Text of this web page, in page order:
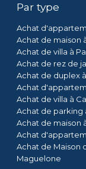
Par type
Achat
Achat de maison
Achat de villa à
Achat de rez de
Achat de duplex
Achat
Achat de villa à
Achat de parking
Achat de maison
Achat
Achat de Maison
Maguelone